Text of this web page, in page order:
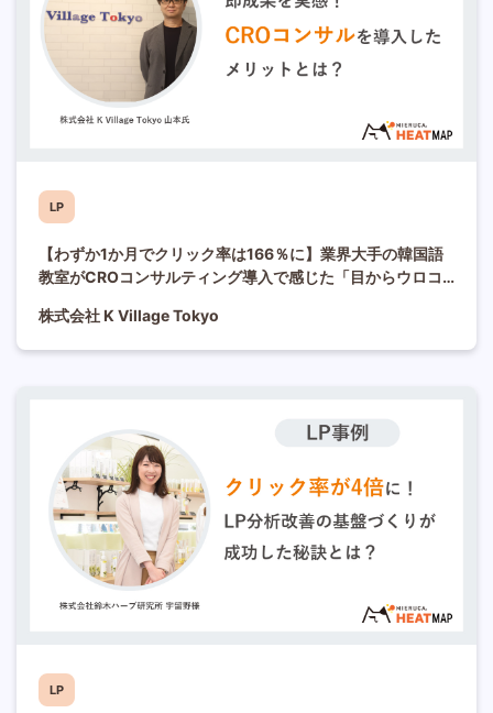
LP
【わずか1か月でクリック率は166％に】業界大手の韓国語
教室がCROコンサルティング導入で感じた「目からウロコ
株式会社 K Village Tokyo
LP